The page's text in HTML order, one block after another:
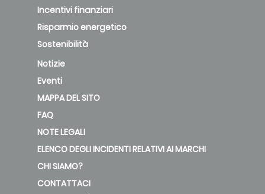
Incentivi finanziari
Risparmio energetico
Sostenibilità
Notizie
Eventi
MAPPA DEL SITO
FAQ
NOTE LEGALI
ELENCO DEGLI INCIDENTI RELATIVI AI MARCHI
CHI SIAMO?
CONTATTACI